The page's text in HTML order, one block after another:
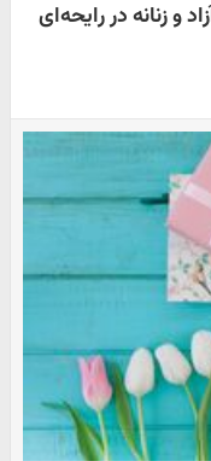
و زنانه در رایحه‌ای